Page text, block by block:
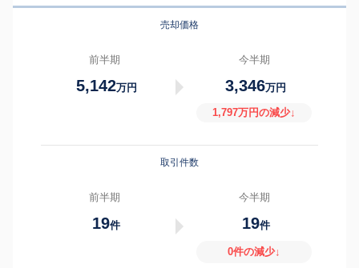
売却価格
前半期
5,142万円
今半期
3,346万円
1,797万円の減少↓
取引件数
前半期
19件
今半期
19件
0件の減少↓